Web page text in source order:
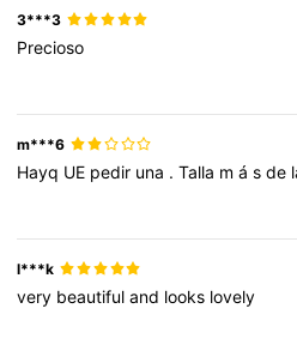
4,85
4,85 36K Seguidores
3***3
Precioso
m***6
Hayq UE pedir una .Talla másde
l***k
very beautifuland looks lovely